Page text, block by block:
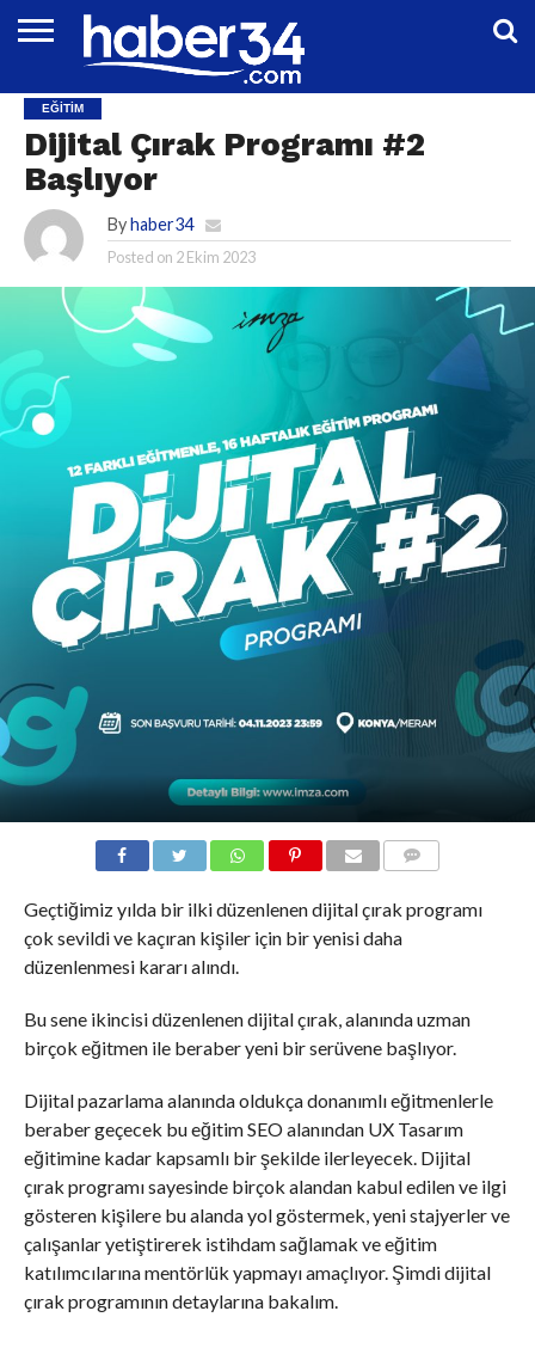
EĞITIM
EKONOMI
GENEL
MAGAZIN
OTOMOTIV
SIYASET
SPOR
TEKNOLOJI
EĞITIM
Dijital Çırak Programı #2
Başlıyor
By haber34
Posted on 2 Ekim 2023
Geçtiğimiz yılda bir ilki düzenlenen dijital çırak programı
çok sevildi ve kaçıran kişiler için bir yenisi daha
düzenlenmesi kararı alındı.
Bu sene ikincisi düzenlenen dijital çırak, alanında uzman
birçok eğitmen ile beraber yeni bir serüvene başlıyor.
Dijital pazarlama alanında oldukça donanımlı eğitmenlerle
beraber geçecek bu eğitim SEO alanından UX Tasarım
eğitimine kadar kapsamlı bir şekilde ilerleyecek. Dijital
çırak programı sayesinde birçok alandan kabul edilen ve ilgi
gösteren kişilere bu alanda yol göstermek, yeni stajyerler ve
çalışanlar yetiştirerek istihdam sağlamak ve eğitim
katılımcılarına mentörlük yapmayı amaçlıyor. Şimdi dijital
çırak programının detaylarına bakalım.